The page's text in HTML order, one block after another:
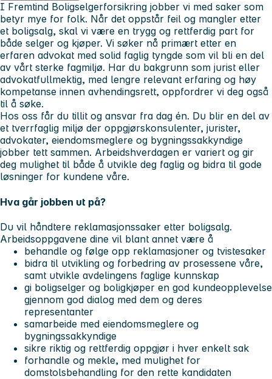
I Fremtind Boligselgerforsikring jobber vi med saker som
betyr mye for folk. Når det oppstår feil og mangler etter
et boligsalg, skal vi være en trygg og rettferdig part for
både selger og kjøper. Vi søker nå primært etter en
erfaren advokat med solid faglig tyngde som vil bli en del
av vårt sterke fagmiljø. Har du bakgrunn som jurist eller
advokatfullmektig, med lengre relevant erfaring og høy
kompetanse innen avhendingsrett, oppfordrer vi deg også
til å søke.
Hos oss får du tillit og ansvar fra dag én. Du blir en del av
et tverrfaglig miljø der oppgjørskonsulenter, jurister,
advokater, eiendomsmeglere og bygningssakkyndige
jobber tett sammen. Arbeidshverdagen er variert og gir
deg mulighet til både å utvikle deg faglig og bidra til gode
løsninger for kundene våre.
Hva går jobben ut på?
Du vil håndtere reklamasjonssaker etter boligsalg.
Arbeidsoppgavene dine vil blant annet være å
behandle og følge opp reklamasjoner og tvistesaker
bidra til utvikling og forbedring av prosessene våre,
samt utvikle avdelingens faglige kunnskap
gi boligselger og boligkjøper en god kundeopplevelse
gjennom god dialog med dem og deres
representanter
samarbeide med eiendomsmeglere og
bygningssakkyndige
sikre riktig og rettferdig oppgjør i hver enkelt sak
forhandle og mekle, med mulighet for
domstolsbehandling for den rette kandidaten